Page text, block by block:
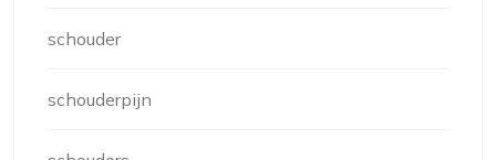
schouder
schouderpijn